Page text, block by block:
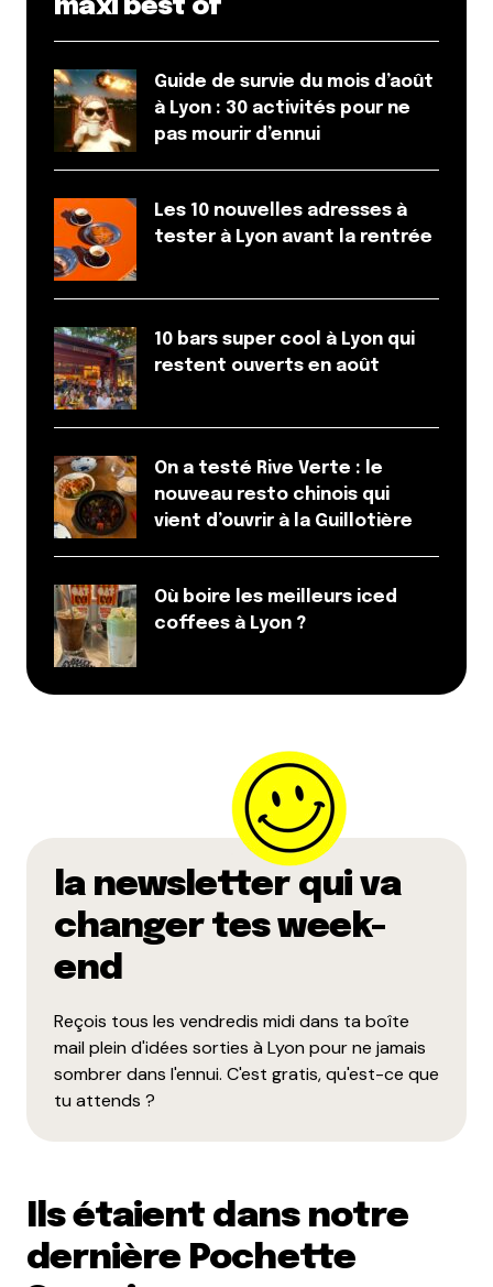
maxi best of
Guide de survie du mois d’août
à Lyon : 30 activités pour ne
pas mourir d’ennui
Les 10 nouvelles adresses à
tester à Lyon avant la rentrée
10 bars super cool à Lyon qui
restent ouverts en août
On a testé Rive Verte : le
nouveau resto chinois qui
vient d’ouvrir à la Guillotière
Où boire les meilleurs iced
coffees à Lyon ?
la newsletter qui va
changer tes week-
end
Reçois tous les vendredis midi dans ta boîte
mail plein d'idées sorties à Lyon pour ne jamais
sombrer dans l'ennui. C'est gratis, qu'est-ce que
tu attends ?
Ils étaient dans notre
dernière Pochette